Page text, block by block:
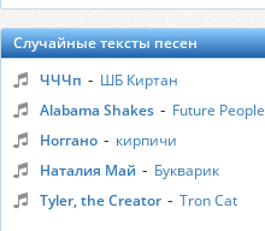
Случайные тексты песен
ЧЧЧп - ШБ Киртан
Alabama Shakes - Future People
Ноггано - кирпичи
Наталия Май - Букварик
Tyler, the Creator - Tron Cat